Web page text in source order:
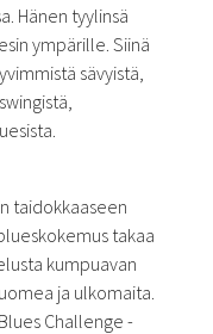
Hänen tyylinsä
ympärille. Siinä
sävyistä,
taidokkaaseen
takaa
kumpuavan
ja ulkomaita.
Challenge -